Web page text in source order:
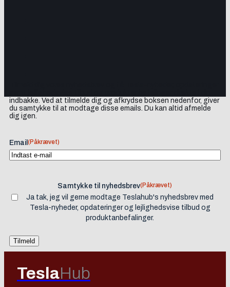
indbakke. Ved at tilmelde dig og afkrydse boksen nedenfor, giver
du samtykke til at modtage disse emails. Du kan altid afmelde
dig igen.
Email (Påkrævet)
Samtykke til nyhedsbrev(Påkrævet)
Ja tak, jeg vil gerne modtage Teslahub's nyhedsbrev med
Tesla-nyheder, opdateringer og lejlighedsvise tilbud og
produktanbefalinger.
TeslaHub